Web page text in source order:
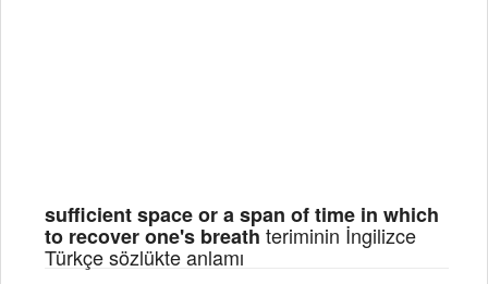
sufficient space or a span of time in which
to recover one's breath teriminin İngilizce
Türkçe sözlükte anlamı